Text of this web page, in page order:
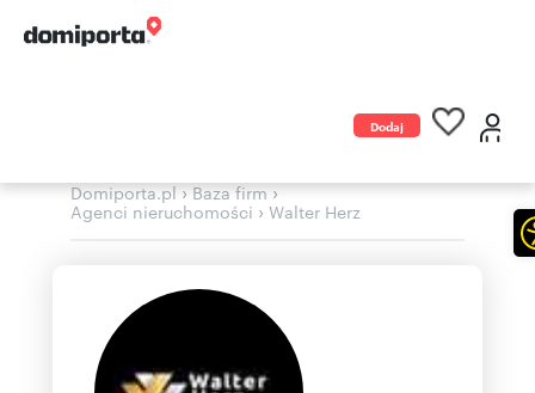
Dodaj
Domiporta.pl›Baza firm›
Agenci nieruchomości › Walter Herz